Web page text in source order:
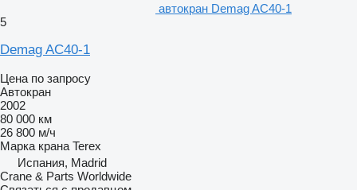
автокран Demag AC40-1
5
Demag AC40-1
Цена по запросу
Автокран
2002
80 000 км
26 800 м/ч
Марка крана Terex
Испания, Madrid
Crane & Parts Worldwide